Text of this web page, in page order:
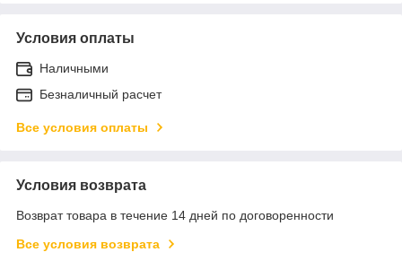
Условия оплаты
Наличными
Безналичный расчет
Все условия оплаты
Условия возврата
Возврат товара в течение 14 дней по договоренности
Все условия возврата